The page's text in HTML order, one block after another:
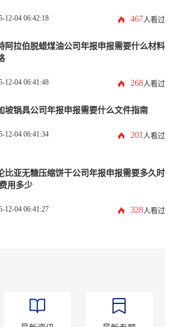
12-04 06:42:18 467人看过
阿拉伯脱蜡煤油公司年报申报需要什么材料
12-04 06:41:48 268人看过
坡锅具公司年报申报需要什么文件指南
12-04 06:41:34 201人看过
比亚无糖压缩饼干公司年报申报需要多久时
用多少
12-04 06:41:27 328人看过